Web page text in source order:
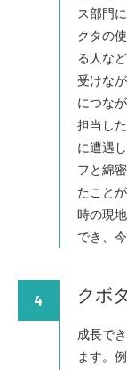
ス部門
クタの
る人な
受けな
につな
担当し
に遭遇
フと綿
たこと
時の現
でき、
4 クボ
成長で
ます。